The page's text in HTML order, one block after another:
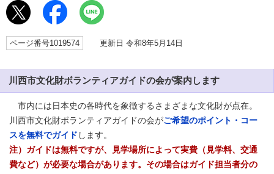
ページ番号1019574 更新日 令和8年5月14日
川西市文化財ボランティアガイドの会が案内します
市内には日本史の各時代を象徴するさまざまな文化財が点在。
川西市文化財ボランティアガイドの会がご希望のポイント・コー
スを無料でガイド します。
注）ガイドは無料ですが、見学場所によって実費（見学料、交通
費など）が必要な場合があります。その場合はガイド担当者分の